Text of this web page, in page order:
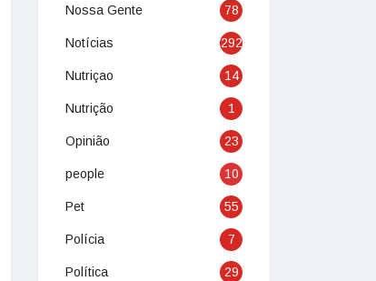
Nossa Gente 78
Notícias 292
Nutriçao 14
Nutrição 1
Opinião 23
people 10
Pet 55
Polícia 7
Política 29